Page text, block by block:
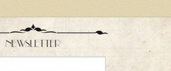
NEWSLETTER